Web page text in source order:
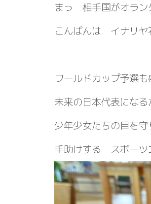
まっ 相手国がオラン
こんばんは イナリ
ワールドカップ予選
未来の日本代表にな
少年少女たちの目を
手助けする スポーツ